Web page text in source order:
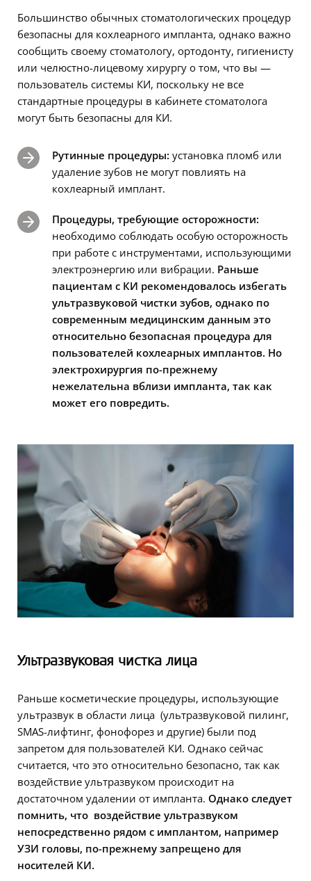
Большинство обычных стоматологических процедур
безопасны для кохлеарного импланта, однако важно
сообщить своему стоматологу, ортодонту, гигиенисту
или челюстно-лицевому хирургу о том, что вы —
пользователь системы КИ, поскольку не все
стандартные процедуры в кабинете стоматолога
могут быть безопасны для КИ.
Рутинные процедуры: установка пломб или
удаление зубов не могут повлиять на
кохлеарный имплант.
Процедуры, требующие осторожности:
необходимо соблюдать особую осторожность
при работе с инструментами, использующими
электроэнергию или вибрации. Раньше
пациентам с КИ рекомендовалось избегать
ультразвуковой чистки зубов, однако по
современным медицинским данным это
относительно безопасная процедура для
пользователей кохлеарных имплантов. Но
электрохирургия по-прежнему
нежелательна вблизи импланта, так как
может его повредить.
Ультразвуковая чистка лица
Раньше косметические процедуры, использующие
ультразвук в области лица (ультразвуковой пилинг,
SMAS-лифтинг, фонофорез и другие) были под
запретом для пользователей КИ. Однако сейчас
считается, что это относительно безопасно, так как
воздействие ультразвуком происходит на
достаточном удалении от импланта. Однако следует
помнить, что воздействие ультразвуком
непосредственно рядом с имплантом, например
УЗИ головы, по-прежнему запрещено для
носителей КИ.